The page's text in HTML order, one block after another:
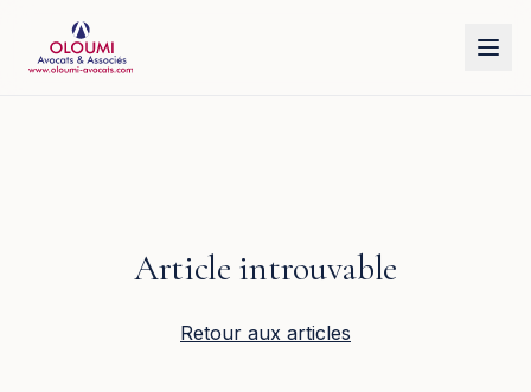
Article introuvable
Retour aux articles